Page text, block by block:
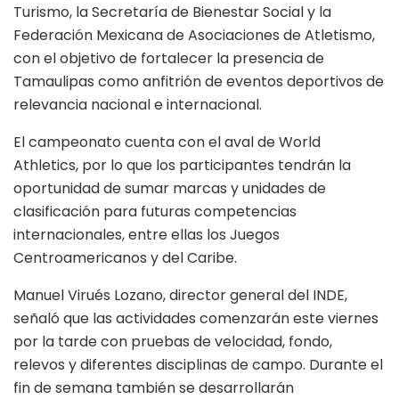
Turismo, la Secretaría de Bienestar Social y la
Federación Mexicana de Asociaciones de Atletismo,
con el objetivo de fortalecer la presencia de
Tamaulipas como anfitrión de eventos deportivos de
relevancia nacional e internacional.
El campeonato cuenta con el aval de World
Athletics, por lo que los participantes tendrán la
oportunidad de sumar marcas y unidades de
clasificación para futuras competencias
internacionales, entre ellas los Juegos
Centroamericanos y del Caribe.
Manuel Virués Lozano, director general del INDE,
señaló que las actividades comenzarán este viernes
por la tarde con pruebas de velocidad, fondo,
relevos y diferentes disciplinas de campo. Durante el
fin de semana también se desarrollarán